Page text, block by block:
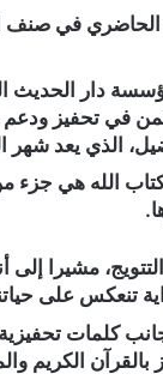
الحاضري في
دار الحديث
في تحفيز
الذي يعد شهر
الله هي جزء من
مشيرا إلى
تنعكس على
جانب كلمات
الكريم